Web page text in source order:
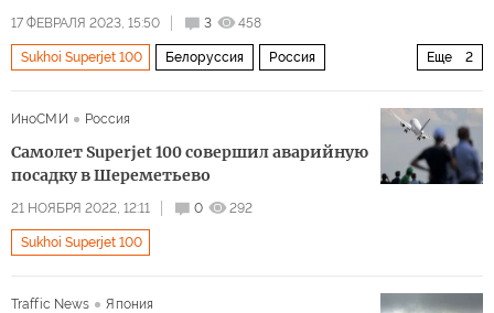
17 ФЕВРАЛЯ 2023, 15:50 3 458
Еще 2
Sukhoi Superjet 100 Белоруссия Россия
ИноСМИ
Россия
Самолет Superjet 100 совершил аварийную
посадку в Шереметьево
21 НОЯБРЯ 2022, 12:11 0 292
Sukhoi Superjet 100
Traffic News Япония